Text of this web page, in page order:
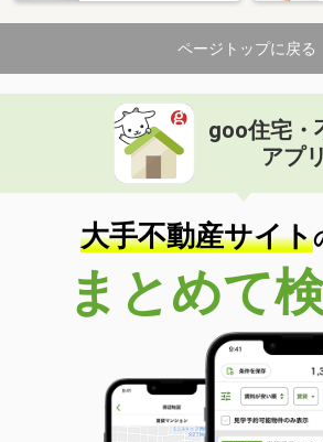
ページトップに戻る
goo住宅・
アプリ
大手不動産サイト
まとめて